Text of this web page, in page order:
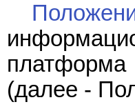
(далее -